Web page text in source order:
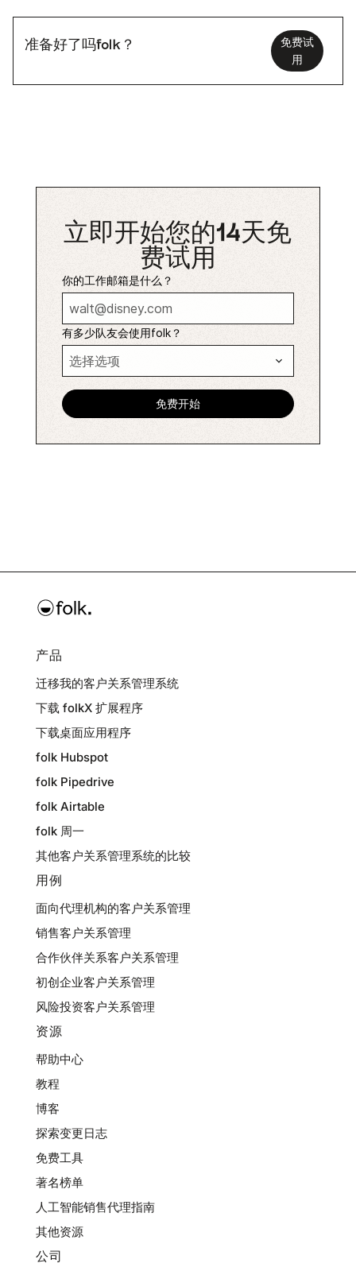
准备好了吗folk？
免费试
用
立即开始您的14天免
费试用
你的工作邮箱是什么？
有多少队友会使用folk？
产品
迁移我的客户关系管理系统
下载 folkX 扩展程序
下载桌面应用程序
folk Hubspot
folk Pipedrive
folk Airtable
folk 周一
其他客户关系管理系统的比较
用例
面向代理机构的客户关系管理
销售客户关系管理
合作伙伴关系客户关系管理
初创企业客户关系管理
风险投资客户关系管理
资源
帮助中心
教程
博客
探索变更日志
免费工具
著名榜单
人工智能销售代理指南
其他资源
公司